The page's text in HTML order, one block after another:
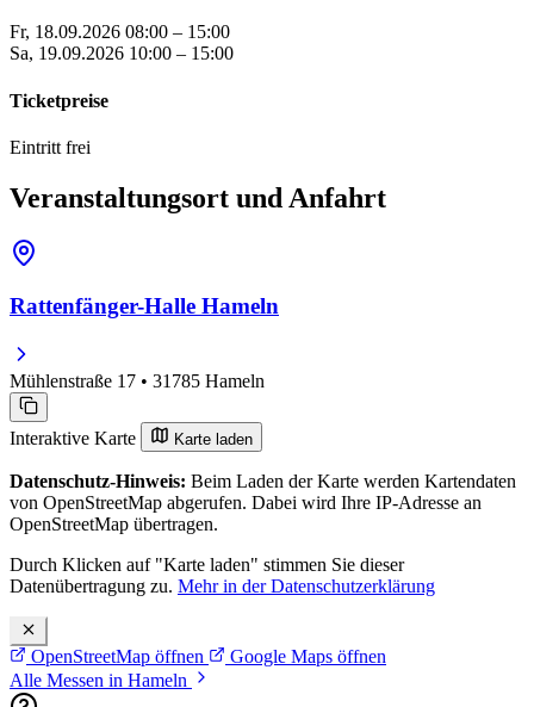
Fr, 18.09.2026 08:00 – 15:00
Sa, 19.09.2026 10:00 – 15:00
Ticketpreise
Eintritt frei
Veranstaltungsort und Anfahrt
Rattenfänger-Halle Hameln
Mühlenstraße 17 • 31785 Hameln
Interaktive Karte Karte laden
Datenschutz-Hinweis: Beim Laden der Karte werden Kartendaten
von OpenStreetMap abgerufen. Dabei wird Ihre IP-Adresse an
OpenStreetMap übertragen.
Durch Klicken auf "Karte laden" stimmen Sie dieser
Datenübertragung zu. Mehr in der Datenschutzerklärung
OpenStreetMap öffnen
Google Maps öffnen
Alle Messen in Hameln